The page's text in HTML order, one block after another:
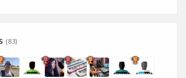
(83)